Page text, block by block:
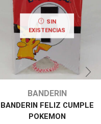
SIN
EXISTENCIAS
BANDERIN
BANDERIN FELIZ CUMPLE
POKEMON